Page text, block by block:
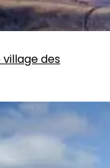
village des